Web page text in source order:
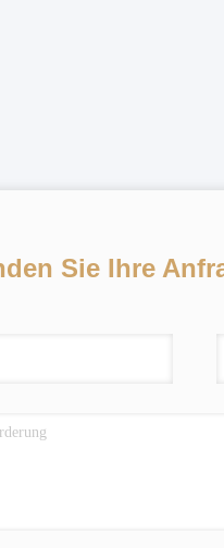
Sie Ihre